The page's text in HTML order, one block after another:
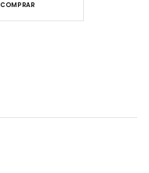
COMPRAR